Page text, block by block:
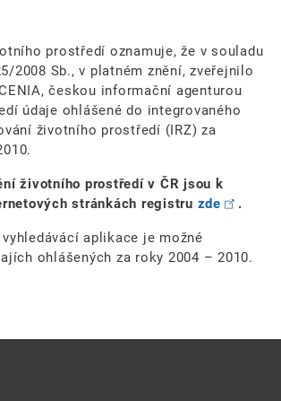
prostředí oznamuje, že v souladu
2008 Sb., v platném znění, zveřejnilo
českou informační agenturou
údaje ohlášené do integrovaného
životního prostředí (IRZ) za
životního prostředí v ČR jsou k
stránkách registru zde .
aplikace je možné
ohlášených za roky 2004 – 2010.